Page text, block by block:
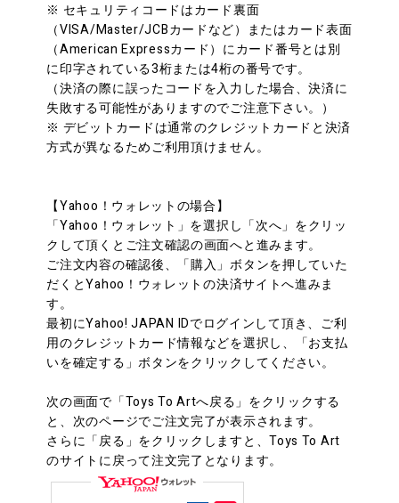
※ セキュリティコードはカード裏面
（VISA/Master/JCBカードなど）またはカード表面
（American Expressカード）にカード番号とは別
に印字されている3桁または4桁の番号です。
（決済の際に誤ったコードを入力した場合、決済に
失敗する可能性がありますのでご注意下さい。）
※ デビットカードは通常のクレジットカードと決済
方式が異なるためご利用頂けません。
【Yahoo！ウォレットの場合】
「Yahoo！ウォレット」を選択し「次へ」をクリッ
クして頂くとご注文確認の画面へと進みます。
ご注文内容の確認後、「購入」ボタンを押していた
だくとYahoo！ウォレットの決済サイトへ進みま
す。
最初にYahoo! JAPAN IDでログインして頂き、ご利
用のクレジットカード情報などを選択し、「お支払
いを確定する」ボタンをクリックしてください。
次の画面で「Toys To Artへ戻る」をクリックする
と、次のページでご注文完了が表示されます。
さらに「戻る」をクリックしますと、Toys To Art
のサイトに戻って注文完了となります。